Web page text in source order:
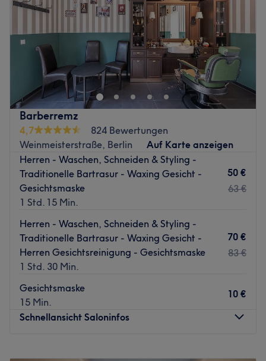
Samstag
10:00
16:00
Geschlossen
Das moderne Kosmetikstudio Hera Beauty Studio befindet
sich in der Spandauer Straße 160c, 14612 Falkensee –
direkt an der Grenze zu Berlin und ist somit bequem aus
Falkensee, Berlin-Spandau und der Umgebung
erreichbar. Hier erwartet dich eine entspannte
Wohlfühlatmosphäre sowie professionelle Beauty-
Behandlungen, die individuell auf deine Wünsche
abgestimmt sind.
Nächste öffentliche Verkehrsmittel:
Die Bushaltestelle Falkensee, Hamburger Str. befindet
sich nur eine Gehminute vom Studio entfernt.
Das Team:
Dank ständiger Weiterbildung verfügt das Team über ein
breitgefächertes Wissen. Außerdem werden hochwertige
Produkte und die neuesten Methoden angewendet, um
Deutsch, Englisch, Polnisch, Türkisch sowie Arabisch
möglich.
Was uns an dem Salon gefällt:
Barberremz
4,7
824 Bewertungen
Weinmeisterstraße, Berlin
Auf Karte anzeigen
Herren - Waschen, Schneiden & Styling -
Traditionelle Bartrasur - Waxing Gesicht -
Gesichtsmaske
1 Std. 15 Min.
50 €
63 €
Herren - Waschen, Schneiden & Styling -
Traditionelle Bartrasur - Waxing Gesicht -
Herren Gesichtsreinigung - Gesichtsmaske
1 Std. 30 Min.
70 €
83 €
Gesichtsmaske
15 Min.
10 €
Schnellansicht Saloninfos